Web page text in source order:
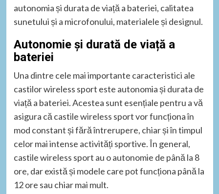
autonomia și durata de viață a bateriei, calitatea
sunetului și a microfonului, materialele și designul.
Autonomie și durată de viață a
bateriei
Una dintre cele mai importante caracteristici ale
castilor wireless sport este autonomia și durata de
viață a bateriei. Acestea sunt esențiale pentru a vă
asigura că castile wireless sport vor funcționa în
mod constant și fără întrerupere, chiar și în timpul
celor mai intense activități sportive. În general,
castile wireless sport au o autonomie de până la 8
ore, dar există și modele care pot funcționa până la
12 ore sau chiar mai mult.